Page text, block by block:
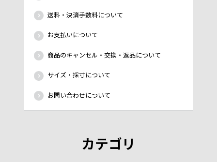
送料・決済手数料について
お支払いについて
商品のキャンセル・交換・返品について
サイズ・採寸について
お問い合わせについて
カテゴリ